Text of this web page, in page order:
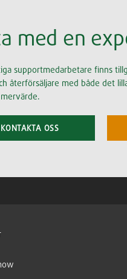
med en
supportmedarbetare finns
återförsäljare med både det
KONTAKTA OSS